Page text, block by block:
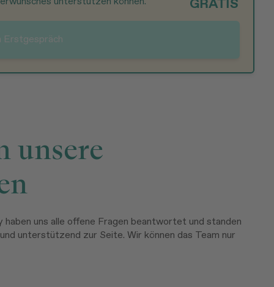
GRATIS
Erstgespräch
unsere
uns alle offene Fragen beantwortet und standen
unterstützend zur Seite. Wir können das Team nur